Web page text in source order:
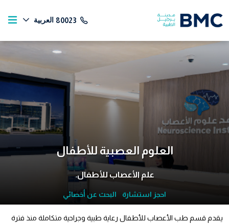
80023 العربية
العلوم العصبية للأطفال
علم الأعصاب للأطفال.
احجز استشارة البحث عن أخصائي
يقدم قسم طب الأعصاب للأطفال رعاية طبية وجراحية متكاملة منذ فترة